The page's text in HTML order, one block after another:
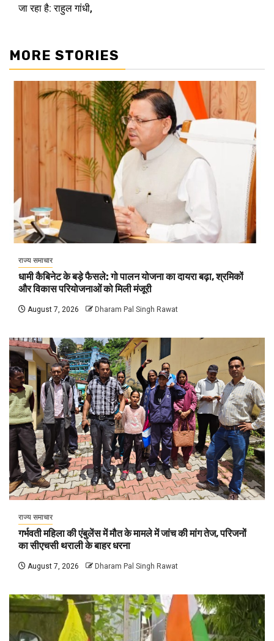
जा रहा है: राहुल गांधी,
MORE STORIES
राज्य समाचार
धामी कैबिनेट के बड़े फैसले: गो पालन योजना का दायरा बढ़ा, श्रमिकों
और विकास परियोजनाओं को मिली मंजूरी
August 7, 2026 Dharam Pal Singh Rawat
राज्य समाचार
गर्भवती महिला की एंबुलेंस में मौत के मामले में जांच की मांग तेज, परिजनों
का सीएचसी थराली के बाहर धरना
August 7, 2026 Dharam Pal Singh Rawat